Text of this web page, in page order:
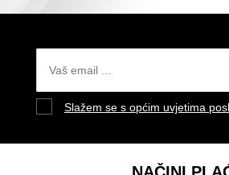
Slažem se s općim uvjetima
NAČINI